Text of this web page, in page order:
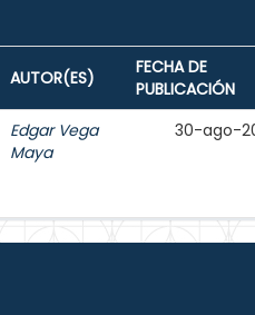
AUTOR(ES)
FECHA DE
PUBLICACIÓN
Edgar Vega
Maya
30-ago-